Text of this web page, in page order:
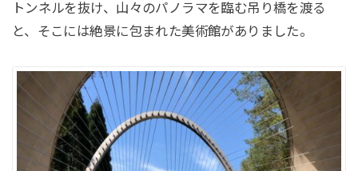
トンネルを抜け、山々のパノラマを臨む吊り橋を渡る
と、そこには絶景に包まれた美術館がありました。